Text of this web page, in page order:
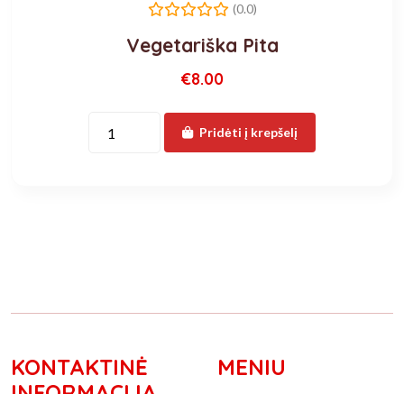
(0.0)
Vegetariška Pita
€8.00
Pridėti į krepšelį
KONTAKTINĖ
MENIU